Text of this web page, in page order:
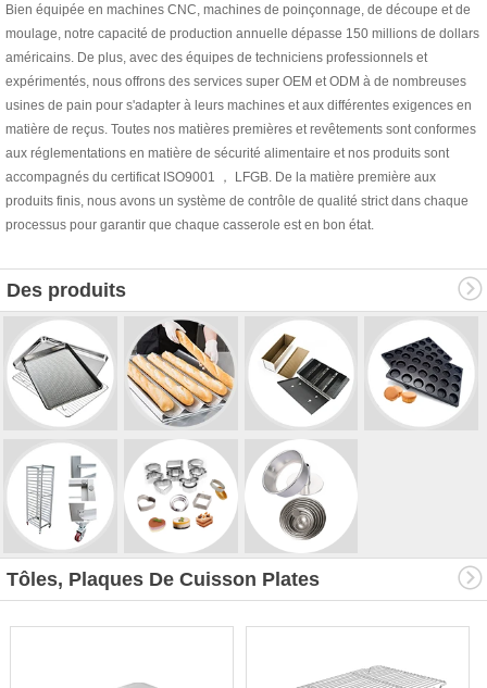
Bien équipée en machines CNC, machines de poinçonnage, de découpe et de
moulage, notre capacité de production annuelle dépasse 150 millions de dollars
américains. De plus, avec des équipes de techniciens professionnels et
expérimentés, nous offrons des services super OEM et ODM à de nombreuses
usines de pain pour s'adapter à leurs machines et aux différentes exigences en
matière de reçus. Toutes nos matières premières et revêtements sont conformes
aux réglementations en matière de sécurité alimentaire et nos produits sont
accompagnés du certificat ISO9001 ， LFGB. De la matière première aux
produits finis, nous avons un système de contrôle de qualité strict dans chaque
processus pour garantir que chaque casserole est en bon état.
Des produits
Tôles, Plaques De Cuisson Plates